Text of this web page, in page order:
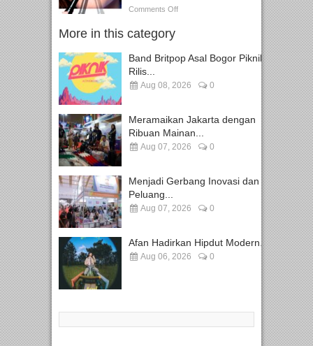
Comments Off
More in this category
Band Britpop Asal Bogor Piknik
Rilis...
Aug 08, 2026 0
Meramaikan Jakarta dengan
Ribuan Mainan...
Aug 07, 2026 0
Menjadi Gerbang Inovasi dan
Peluang...
Aug 07, 2026 0
Afan Hadirkan Hipdut Modern...
Aug 06, 2026 0